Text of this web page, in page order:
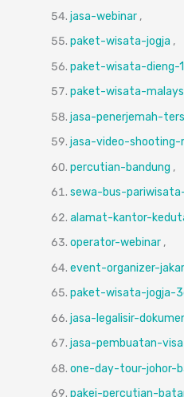
jasa-webinar,
paket-wisata-jogja ,
paket-wisata-dieng-
paket-wisata-
jasa-penerjemah-
jasa-video-shooting-
percutian-bandung ,
sewa-bus-
alamat-kantor-
operator-webinar,
event-organizer-
paket-wisata-jogja-
jasa-legalisir-
jasa-pembuatan-
one-day-tour-johor-
pakej-percutian-